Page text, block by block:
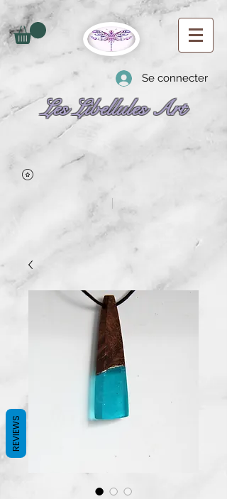
Se connecter
Les Libellules Art
REVIEWS